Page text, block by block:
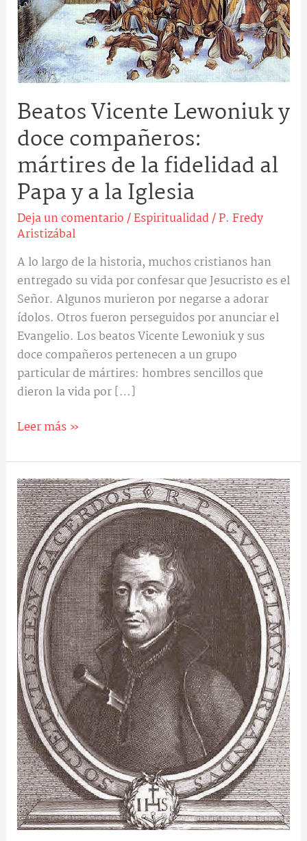
Beatos Vicente Lewoniuk y
doce compañeros:
mártires de la fidelidad al
Papa y a la Iglesia
Deja un comentario/Espiritualidad/P. Fredy
Aristizábal
A lo largo de la historia, muchos cristianos han
entregado su vida por confesar que Jesucristo es el
Señor. Algunos murieron por negarse a adorar
ídolos. Otros fueron perseguidos por anunciar el
Evangelio. Los beatos Vicente Lewoniuk y sus
doce compañeros pertenecen a un grupo
particular de mártires: hombres sencillos que
dieron la vida por […]
mártires
de
la
fidelidad
al
Papa
y
a
la
Iglesia
Leer más »
Beatos
Guillermo
Ireland
y
Juan
Grove:
cuando
la
mentira
intentó
silenciar
la
fe